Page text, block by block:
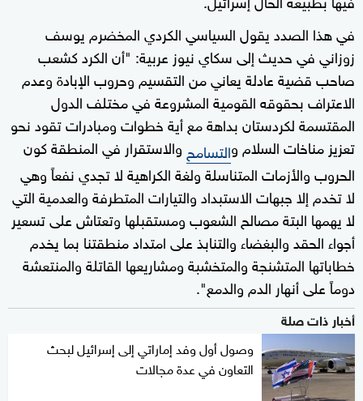
في هذا الصدد يقول السياسي الكردي المخضرم يوسف
زوزاني في حديث إلى سكاي نيوز عربية: "أن الكرد كشعب
صاحب قضية عادلة يعاني من التقسيم وحروب الإبادة وعدم
الاعتراف بحقوقه القومية المشروعة في مختلف الدول
المقتسمة لكردستان بداهة مع أية خطوات ومبادرات تقود نحو
تعزيز مناخات السلام والتسامح والاستقرار في المنطقة كون
الحروب والأزمات المتناسلة ولغة الكراهية لا تجدي نفعاً وهي
لا تخدم إلا جبهات الاستبداد والتيارات المتطرفة والعدمية التي
لا يهمها البتة مصالح الشعوب ومستقبلها وتعتاش على تسعير
أجواء الحقد والبغضاء والتنابذ على امتداد منطقتنا بما يخدم
خطاباتها المتشنجة والمتخشبة ومشاريعها القاتلة والمنتعشة
دوماً على أنهار الدم والدمع".
أخبار ذات صلة
وصول أول وفد إماراتي إلى إسرائيل لبحث
التعاون في عدة مجالات